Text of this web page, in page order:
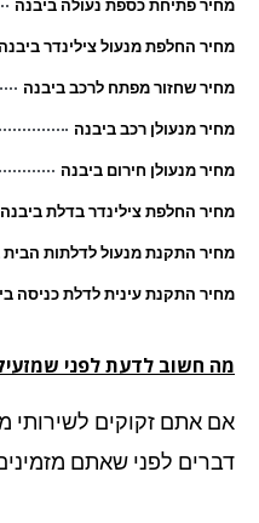
פתיחת כספת נעולה ביבנה
החלפת מנעול צילינדר ביבנה
שחזור מפתח לרכב ביבנה
מנעולן רכב ביבנה
מנעולן חירום ביבנה
החלפת צילינדר בדלת ביבנה
התקנת מנעול לדלתות הבית ביבנה
התקנת עינית לדלת כניסה ביבנה
חשוב לדעת לפני שמזעיקים
אתם זקוקים לשירותי
לפני שאתם מזמינים